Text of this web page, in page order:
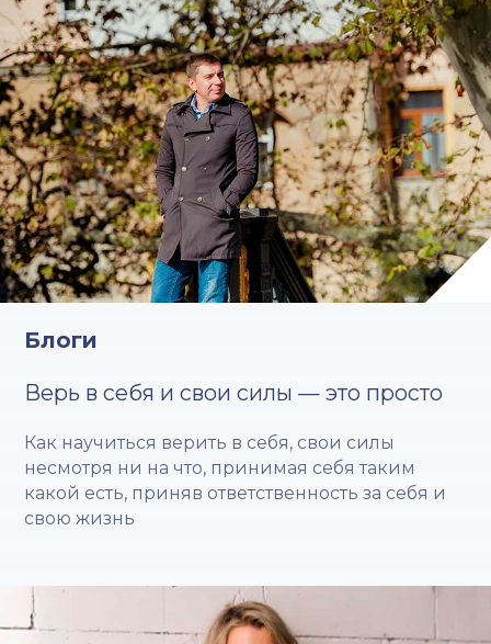
Блоги
Верь в себя и свои силы — это просто
Как научиться верить в себя, свои силы
несмотря ни на что, принимая себя таким
какой есть, приняв ответственность за себя и
свою жизнь